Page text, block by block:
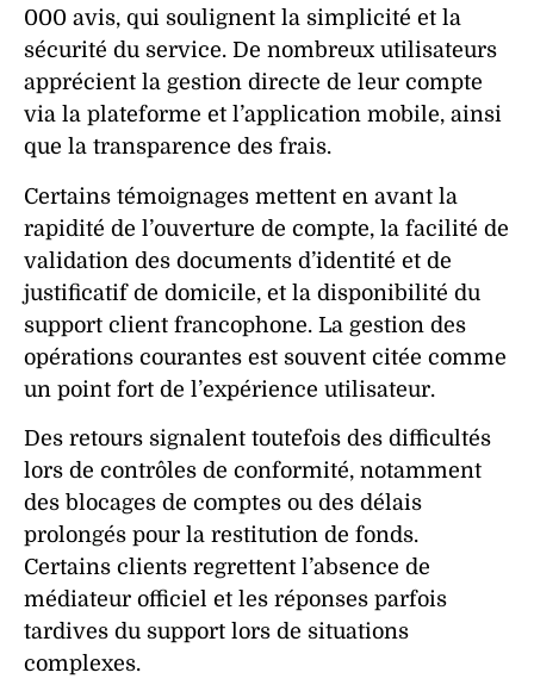
000 avis, qui soulignent la simplicité et la
sécurité du service. De nombreux utilisateurs
apprécient la gestion directe de leur compte
via la plateforme et l’application mobile, ainsi
que la transparence des frais.
Certains témoignages mettent en avant la
rapidité de l’ouverture de compte, la facilité de
validation des documents d’identité et de
justificatifde domicile, et la disponibilité du
support client francophone. La gestion des
opérations courantes est souvent citée comme
un point fort de l’expérience utilisateur.
Des retours signalent toutefois des difficultés
lors de contrôles de conformité, notamment
des blocages de comptes ou des délais
prolongés pour la restitution de fonds.
Certains clients regrettent l’absence de
médiateur officiel et les réponses parfois
tardives du support lors de situations
complexes.